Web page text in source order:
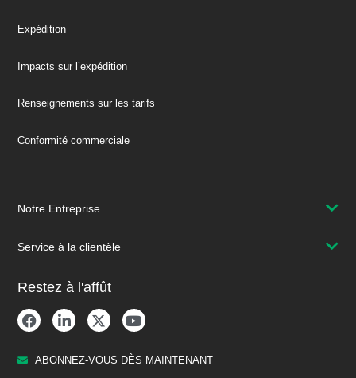
Expédition
Impacts sur l’expédition
Renseignements sur les tarifs
Conformité commerciale
Notre Entreprise
Service à la clientèle
Restez à l'affût
ABONNEZ-VOUS DÈS MAINTENANT